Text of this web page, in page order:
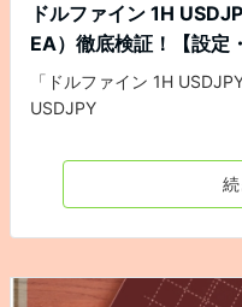
ドルファイン 1H
EA）徹底検証！【設定
「ドルファイン 1H
USDJPY